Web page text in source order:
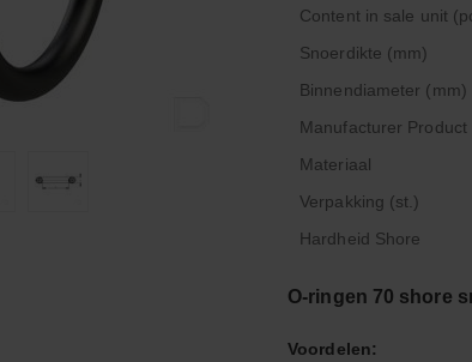
Content in sale unit
Snoerdikte (mm)
Binnendiameter (mm)
Manufacturer Product
Materiaal
Verpakking (st.)
Hardheid Shore
O-ringen 70 shore
Voordelen: